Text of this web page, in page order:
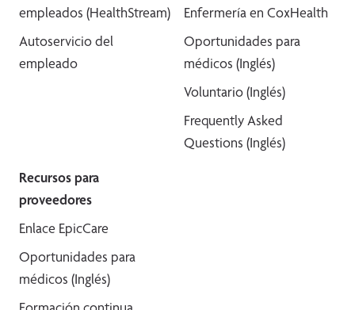
empleados (HealthStream)
Autoservicio del
empleado
Enfermería en CoxHealth
Oportunidades para
médicos (Inglés)
Voluntario (Inglés)
Frequently Asked
Questions (Inglés)
Recursos para
proveedores
Enlace EpicCare
Oportunidades para
médicos (Inglés)